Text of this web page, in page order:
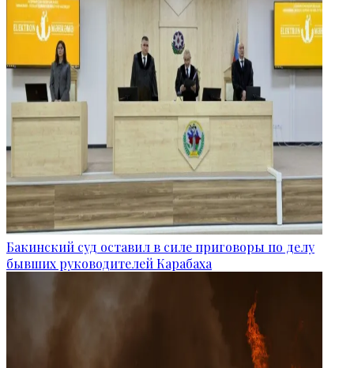
Бакинский суд оставил в силе приговоры по делу
бывших руководителей Карабаха